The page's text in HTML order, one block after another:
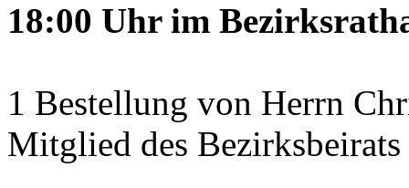
18:00 Uhr im
1 Bestellung von Herrn
Mitglied des Bezirksbeirats